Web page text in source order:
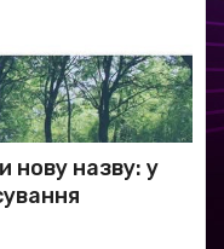
нову назву: у